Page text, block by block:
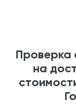
Проверка
на